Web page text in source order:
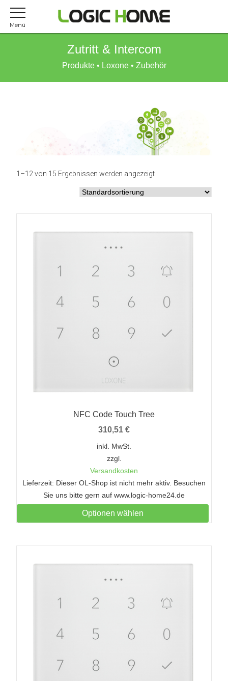
Zutritt & Intercom
Produkte• Loxone• Zubehör
1–12 von 15 Ergebnissen werden angezeigt
NFC Code Touch Tree
310,51 €
inkl. MwSt.
zzgl.
Versandkosten
Lieferzeit: Dieser OL-Shop ist nicht mehr aktiv. Besuchen
Sie uns bitte gern auf www.logic-home24.de
Optionen wählen
Menü